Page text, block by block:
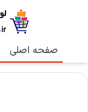
صفحه اصلی